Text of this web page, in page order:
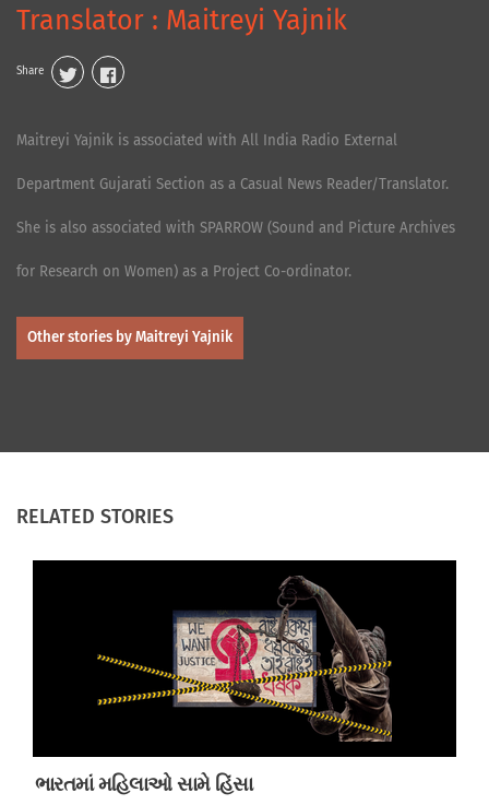
Translator : Maitreyi Yajnik
Share
Maitreyi Yajnik is associated with All India Radio External
Department Gujarati Section as a Casual News Reader/Translator.
She is also associated with SPARROW (Sound and Picture Archives
for Research on Women) as a Project Co-ordinator.
Other stories by Maitreyi Yajnik
RELATED STORIES
ભારતમાં મહિલાઓ સામે હિંસા